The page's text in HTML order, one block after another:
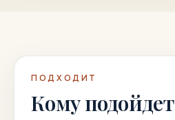
ПОДХОДИТ
Кому подойдет